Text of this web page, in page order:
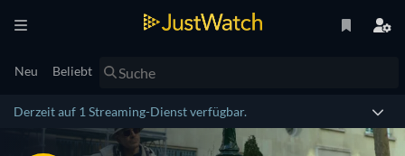
Neu Beliebt
Derzeit auf 1 Streaming-Dienst verfügbar.